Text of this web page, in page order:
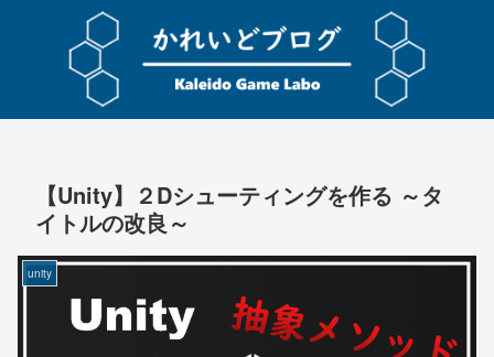
【Unity】２Dシューティングを作る ～タ
イトルの改良～
unity